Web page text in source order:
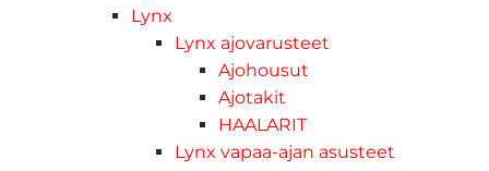
Lynx
Lynx ajovarusteet
Ajohousut
Ajotakit
HAALARIT
Lynx vapaa-ajan asusteet